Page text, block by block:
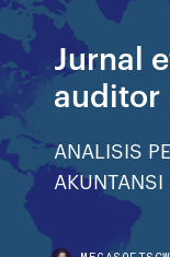
Jurnal
auditor
ANALISIS